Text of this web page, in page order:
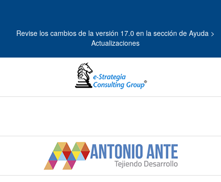
Revise los cambios de la versión 17.0 en la sección de Ayuda >
Actualizaciones